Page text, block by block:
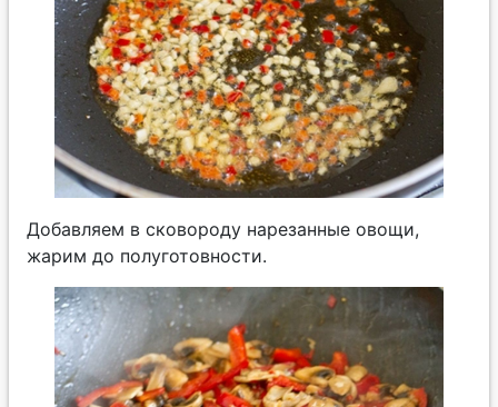
Добавляем в сковороду нарезанные овощи,
жарим до полуготовности.